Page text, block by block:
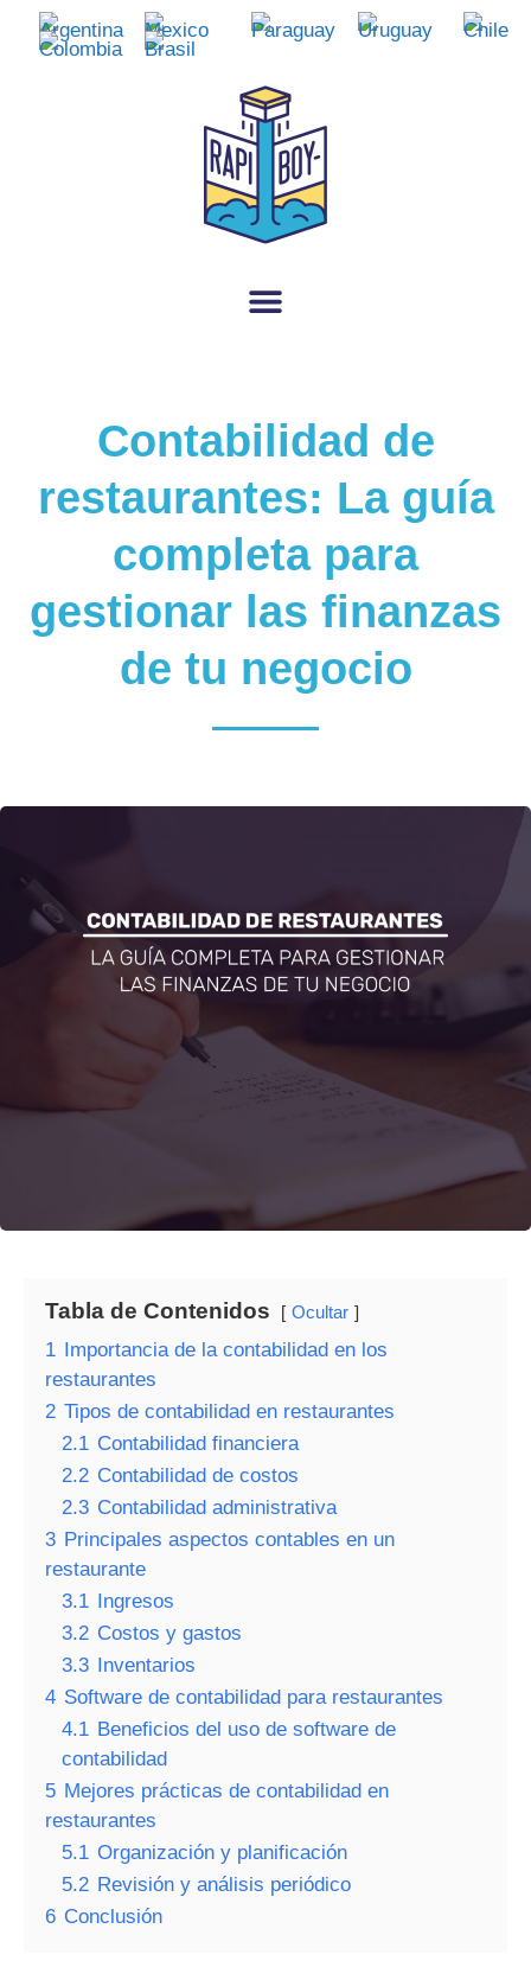
Contabilidad de
restaurantes: La guía
completa para
gestionar las finanzas
de tu negocio
Tabla de Contenidos Ocultar
1
Importancia de la contabilidad en los
restaurantes
2 Tipos de contabilidad en restaurantes
2.1 Contabilidad financiera
2.2 Contabilidad de costos
2.3 Contabilidad administrativa
3 Principales aspectos contables en un
restaurante
3.1
Ingresos
3.2 Costos y gastos
3.3
Inventarios
4 Software de contabilidad para restaurantes
4.1 Beneficios del uso de software de
contabilidad
5 Mejores prácticas de contabilidad en
restaurantes
5.1 Organización y planificación
5.2 Revisión y análisis periódico
6 Conclusión